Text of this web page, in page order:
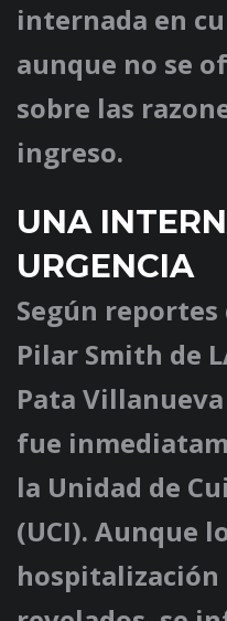
internada en
aunque no se
sobre las
ingreso.
UNA
URGENCIA
Según
Pilar Smith de
Pata
fue
la Unidad de
(UCI). Aunque
hospitalización